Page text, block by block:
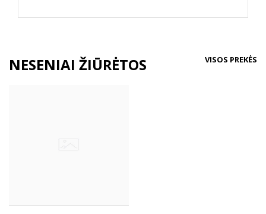
NESENIAI ŽIŪRĖTOS VISOS PREKĖS